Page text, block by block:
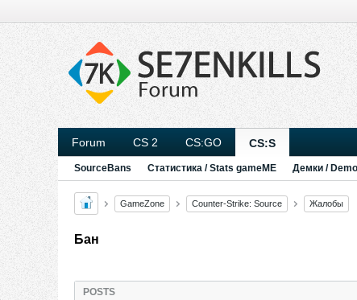
Forum CS 2 CS:GO CS:S
SourceBans Статистика / Stats gameME Демки /
GameZone Counter-Strike: Source Жалобы
Бан
POSTS